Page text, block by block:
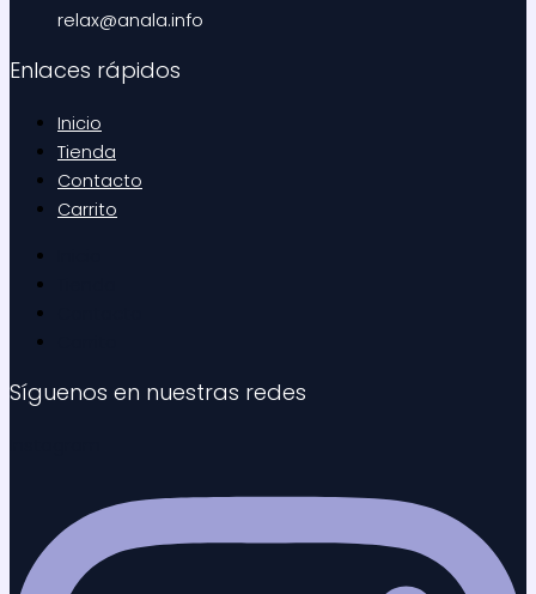
relax@anala.info
Enlaces rápidos
Inicio
Tienda
Contacto
Carrito
Síguenos en nuestras redes